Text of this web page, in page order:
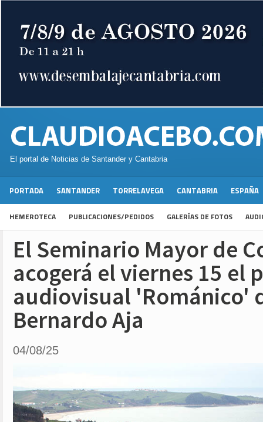
El portal de Noticias de Santander y Cantabria
PORTADA SANTANDER TORRELAVEGA CANTABRIA ESPAÑA
HEMEROTECA PUBLICACIONES/PEDIDOS GALERÍAS DE FOTOS
El Seminario Mayor de
acogerá el viernes 15 el
audiovisual 'Románico'
Bernardo Aja
04/08/25